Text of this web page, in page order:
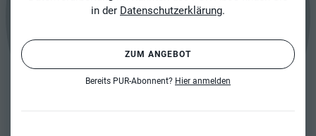
in der Datenschutzerklärung.
ZUM ANGEBOT
Bereits PUR-Abonnent? Hier anmelden